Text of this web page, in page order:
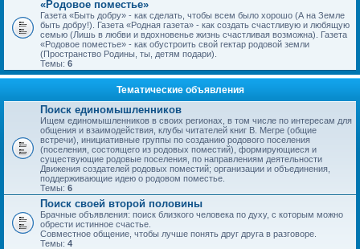
«Родовое поместье»
Газета «Быть добру» - как сделать, чтобы всем было хорошо (А на Земле
быть добру!). Газета «Родная газета» - как создать счастливую и любящую
семью (Лишь в любви и вдохновенье жизнь счастливая возможна). Газета
«Родовое поместье» - как обустроить свой гектар родовой земли
(Пространство Родины, ты, детям подари).
Темы: 6
Тематические объявления
Поиск единомышленников
Ищем единомышленников в своих регионах, в том числе по интересам для
общения и взаимодействия, клубы читателей книг В. Мегре (общие
встречи), инициативные группы по созданию родового поселения
(поселения, состоящего из родовых поместий), формирующиеся и
существующие родовые поселения, по направлениям деятельности
Движения создателей родовых поместий; организации и объединения,
поддерживающие идею о родовом поместье.
Темы: 6
Поиск своей второй половины
Брачные объявления: поиск близкого человека по духу, с которым можно
обрести истинное счастье.
Совместное общение, чтобы лучше понять друг друга в разговоре.
Темы: 4